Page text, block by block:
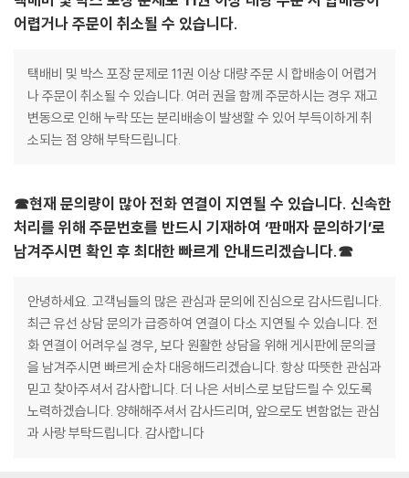
어렵거나 주문이 취소될 수 있습니다.
택배비 및 박스 포장 문제로 11권 이상 대량 주문 시 합배송이 어렵거
나 주문이 취소될 수 있습니다. 여러 권을 함께 주문하시는 경우 재고
변동으로 인해 누락 또는 분리배송이 발생할 수 있어 부득이하게 취
소되는 점 양해 부탁드립니다.
☎현재 문의량이 많아 전화 연결이 지연될 수 있습니다. 신속한
처리를 위해 주문번호를 반드시 기재하여 ‘판매자 문의하기’로
남겨주시면 확인 후 최대한 빠르게 안내드리겠습니다.☎
안녕하세요. 고객님들의 많은 관심과 문의에 진심으로 감사드립니다.
최근 유선 상담 문의가 급증하여 연결이 다소 지연될 수 있습니다. 전
화 연결이 어려우실 경우, 보다 원활한 상담을 위해 게시판에 문의글
을 남겨주시면 빠르게 순차 대응해드리겠습니다. 항상 따뜻한 관심과
믿고 찾아주셔서 감사합니다. 더 나은 서비스로 보답드릴 수 있도록
노력하겠습니다. 양해해주셔서 감사드리며, 앞으로도 변함없는 관심
과 사랑 부탁드립니다. 감사합니다